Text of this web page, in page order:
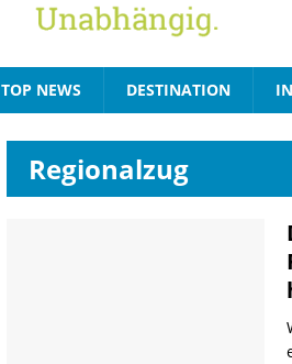
TOP NEWS DESTINATION
Regionalzug